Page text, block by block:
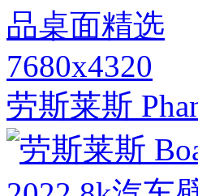
7680x4320
劳斯莱斯